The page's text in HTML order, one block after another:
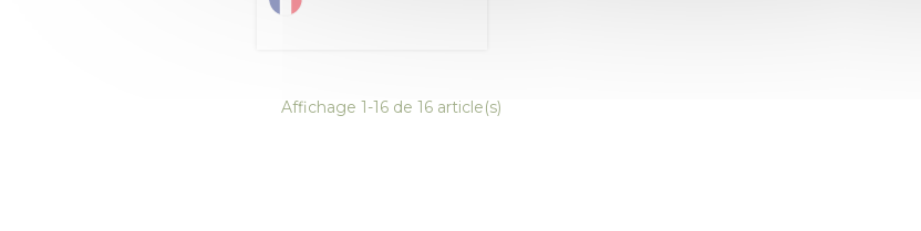
Affichage 1-16 de 16 article(s)